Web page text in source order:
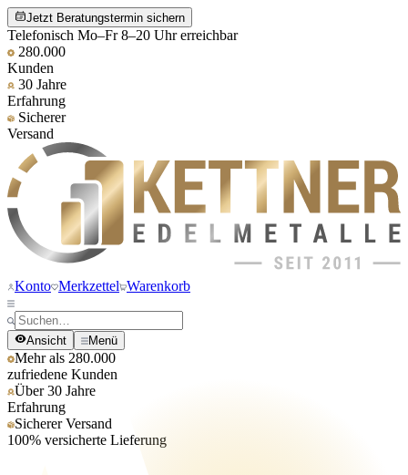
Jetzt Beratungstermin sichern
Telefonisch Mo–Fr 8–20 Uhr erreichbar
280.000
Kunden
30 Jahre
Erfahrung
Sicherer
Versand
Konto Merkzettel Warenkorb
Ansicht Menü
Mehr als 280.000
zufriedene Kunden
Über 30 Jahre
Erfahrung
Sicherer Versand
100% versicherte Lieferung